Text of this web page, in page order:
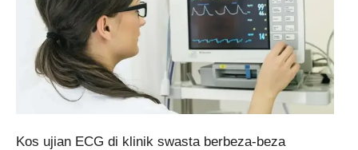
Kos ujian ECG di klinik swasta berbeza-beza